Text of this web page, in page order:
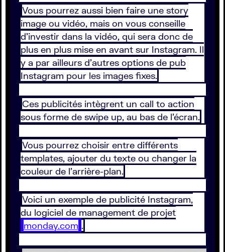
Vous pourrez aussi bien faire une story
image ou vidéo, mais on vous conseille
d’investir dans la vidéo, qui sera donc de
plus en plus mise en avant sur Instagram. Il
y a par ailleurs d’autres options de pub
Instagram pour les images fixes.
Ces publicités intègrent un call to action
sous forme de swipe up, au bas de l’écran.
Vous pourrez choisir entre différents
templates, ajouter du texte ou changer la
couleur de l’arrière-plan.
Voici un exemple de publicité Instagram,
du logiciel de management de projet
monday.com .